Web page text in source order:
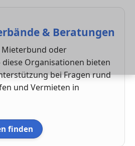
& Beratungen
Mieterbund oder
Organisationen bieten
bei Fragen rund
und Vermieten in
finden